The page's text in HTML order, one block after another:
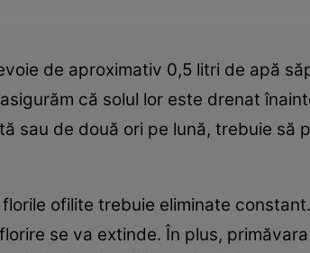
de aproximativ 0,5 litri de apă
că solul lor este drenat
sau de două ori pe lună, trebuie să
ofilite trebuie eliminate
se va extinde. În plus,